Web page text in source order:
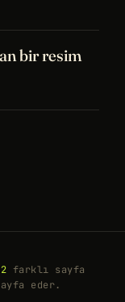
bir resim
farklı sayfa
eder.